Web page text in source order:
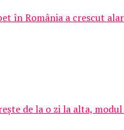
în România a crescut
de la o zi la alta, modul